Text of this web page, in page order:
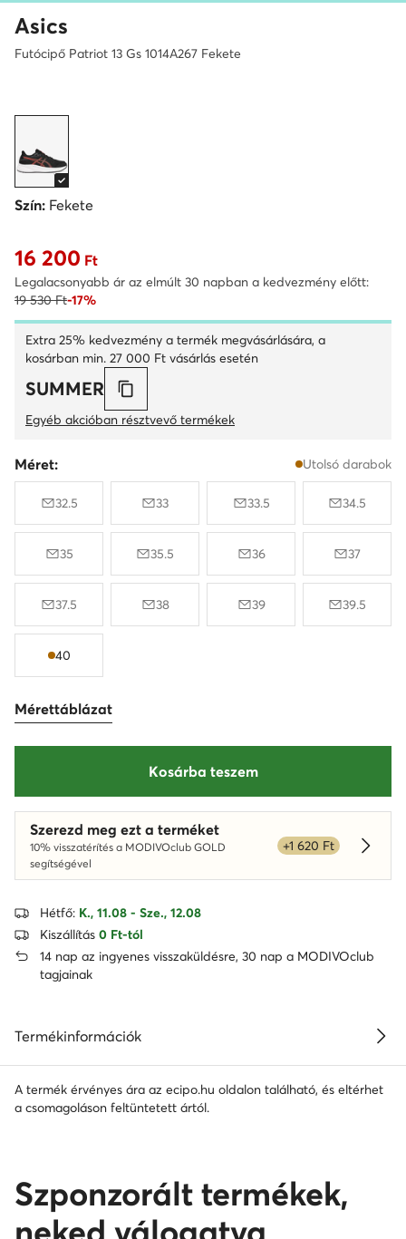
Asics
Futócipő Patriot 13 Gs 1014A267 Fekete
Szín: Fekete
Aktuális ár 16 200 Ft
16 200 Ft
Legalacsonyabb ár az elmúlt 30 napban a kedvezmény előtt:
19 530 Ft-17%
Extra 25% kedvezmény a termék megvásárlására, a
kosárban min. 27 000 Ft vásárlás esetén
SUMMER
Egyéb akcióban résztvevő termékek
Méret: Utolsó darabok
32.5 33 33.5 34.5
35 35.5 36 37
37.5 38 39 39.5
40
Mérettáblázat
Kosárba teszem
Szerezd meg ezt a terméket
10% visszatérítés a MODIVOclub GOLD
segítségével
+1 620 Ft
Hétfő: K., 11.08 - Sze., 12.08
Kiszállítás 0 Ft-tól
14 nap az ingyenes visszaküldésre, 30 nap a MODIVOclub
tagjainak
Termékinformációk
A termék érvényes ára az ecipo.hu oldalon található, és eltérhet
a csomagoláson feltüntetett ártól.
Szponzorált termékek,